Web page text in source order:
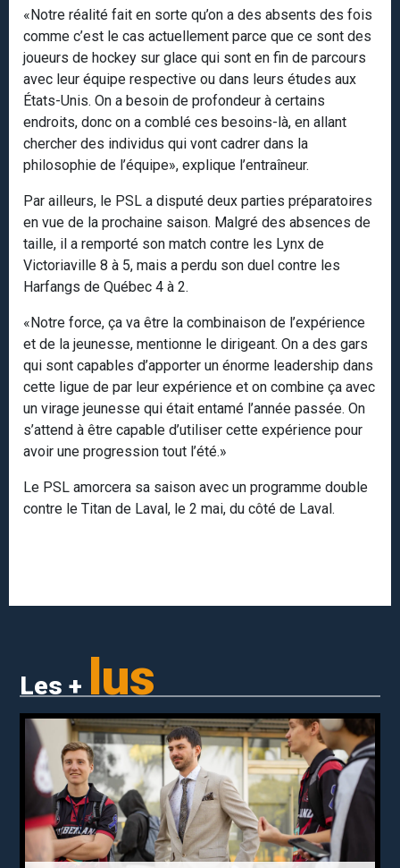
«Notre réalité fait en sorte qu’on a des absents des fois
comme c’est le cas actuellement parce que ce sont des
joueurs de hockey sur glace qui sont en fin de parcours
avec leur équipe respective ou dans leurs études aux
États-Unis. On a besoin de profondeur à certains
endroits, donc on a comblé ces besoins-là, en allant
chercher des individus qui vont cadrer dans la
philosophie de l’équipe», explique l’entraîneur.
Par ailleurs, le PSL a disputé deux parties préparatoires
en vue de la prochaine saison. Malgré des absences de
taille, il a remporté son match contre les Lynx de
Victoriaville 8 à 5, mais a perdu son duel contre les
Harfangs de Québec 4 à 2.
«Notre force, ça va être la combinaison de l’expérience
et de la jeunesse, mentionne le dirigeant. On a des gars
qui sont capables d’apporter un énorme leadership dans
cette ligue de par leur expérience et on combine ça avec
un virage jeunesse qui était entamé l’année passée. On
s’attend à être capable d’utiliser cette expérience pour
avoir une progression tout l’été.»
Le PSL amorcera sa saison avec un programme double
contre le Titan de Laval, le 2 mai, du côté de Laval.
Les + lus